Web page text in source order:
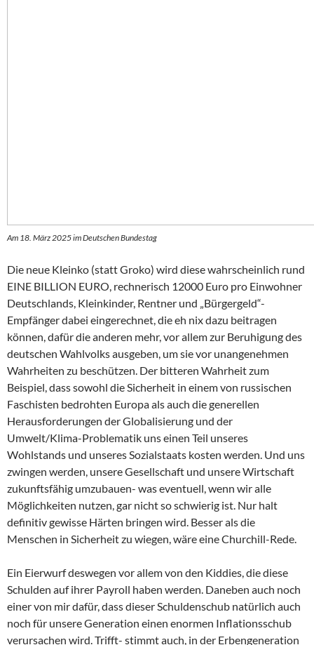
Am 18. März 2025 im Deutschen Bundestag
Die neue Kleinko (statt Groko) wird diese wahrscheinlich rund
EINE BILLION EURO, rechnerisch 12000 Euro pro Einwohner
Deutschlands, Kleinkinder, Rentner und „Bürgergeld“-
Empfänger dabei eingerechnet, die eh nix dazu beitragen
können, dafür die anderen mehr, vor allem zur Beruhigung des
deutschen Wahlvolks ausgeben, um sie vor unangenehmen
Wahrheiten zu beschützen. Der bitteren Wahrheit zum
Beispiel, dass sowohl die Sicherheit in einem von russischen
Faschisten bedrohten Europa als auch die generellen
Herausforderungen der Globalisierung und der
Umwelt/Klima-Problematik uns einen Teil unseres
Wohlstands und unseres Sozialstaats kosten werden. Und uns
zwingen werden, unsere Gesellschaft und unsere Wirtschaft
zukunftsfähig umzubauen- was eventuell, wenn wir alle
Möglichkeiten nutzen, gar nicht so schwierig ist. Nur halt
definitiv gewisse Härten bringen wird. Besser als die
Menschen in Sicherheit zu wiegen, wäre eine Churchill-Rede.
Ein Eierwurf deswegen vor allem von den Kiddies, die diese
Schulden auf ihrer Payroll haben werden. Daneben auch noch
einer von mir dafür, dass dieser Schuldenschub natürlich auch
noch für unsere Generation einen enormen Inflationsschub
verursachen wird. Trifft- stimmt auch, in der Erbengeneration